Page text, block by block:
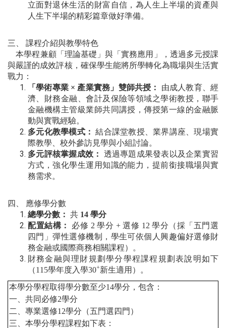
立面對退休生活的財富自信，為人生上半場的資產與
人生下半場的精彩篇章做好準備。
三、 課程介紹與教學特色
本學程兼顧「理論基礎」與「實務應用」，透過多元授課
與嚴謹的成效評核，確保學生能將所學轉化為職場與生活實
戰力：
「學術專業 × 產業實務」雙師共授：
由成人教育、經
濟、財務金融、會計及保險等領域之學術教授，聯手
金融機構主管級業師共同講授，傳授第一線的金融脈
動與實戰經驗。
多元化教學模式： 結合課堂教授、業界講座、現場實
際教學、校外參訪見學與小組討論。
多元評核掌握成效：
透過專題成果發表以及企業實習
方式，強化學生運用知識的能力，提前銜接職場與實
務需求。
四、 應修學分數
總學分數： 共 14 學分
配置結構：
必修 2 學分 + 選修 12 學分（採「五門選
四門」彈性選修機制，學生可依個人興趣偏好選修財
務金融或國際商務相關課程）。
財務金融與理財規劃學分學程課程規劃表說明如下
（115學年度入學30+新生適用）。
本學分學程取得學分數至少14學分，包含：
一、共同必修2學分
二、專業選修12學分（五門選四門）
三、本學分學程課程如下表：